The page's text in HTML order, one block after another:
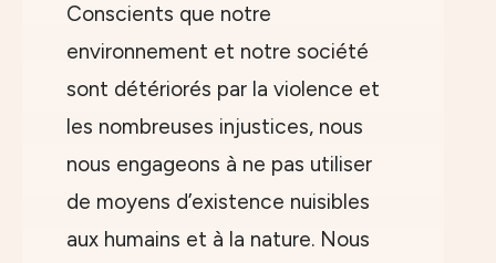
Conscients que notre
environnement et notre société
sont détériorés par la violence et
les nombreuses injustices, nous
nous engageons à ne pas utiliser
de moyens d’existence nuisibles
aux humains et à la nature. Nous